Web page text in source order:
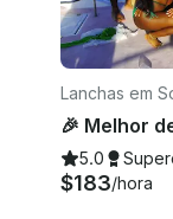
Lanchas em
5.0
$183/hora